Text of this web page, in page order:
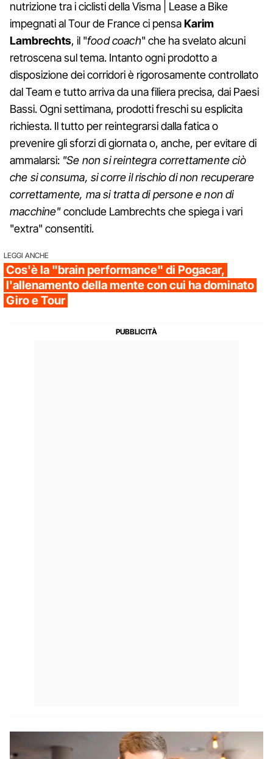
nutrizione tra i ciclisti della Visma | Lease a Bike
impegnati al Tour de France ci pensaKarim
Lambrechts, il "food coach" che ha svelato alcuni
retroscena sul tema. Intanto ogni prodotto a
disposizione dei corridori è rigorosamente controllato
dal Team e tutto arriva da una filiera precisa, dai Paesi
Bassi. Ogni settimana, prodotti freschi su esplicita
richiesta. Il tutto per reintegrarsi dalla fatica o
prevenire gli sforzi di giornata o, anche, per evitare di
ammalarsi: "Se non si reintegra correttamente ciò
che si consuma, si corre il rischio di non recuperare
correttamente, ma si tratta di persone e non di
macchine"conclude Lambrechts che spiega i vari
"extra" consentiti.
LEGGI ANCHE
Cos'è la "brain performance" di Pogacar,
l'allenamento della mente con cui ha dominato
Giro e Tour